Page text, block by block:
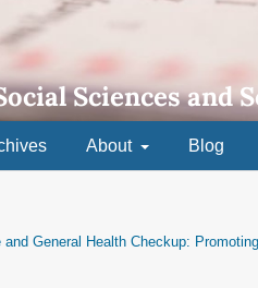
Sciences and
About Blog
General Health Checkup: